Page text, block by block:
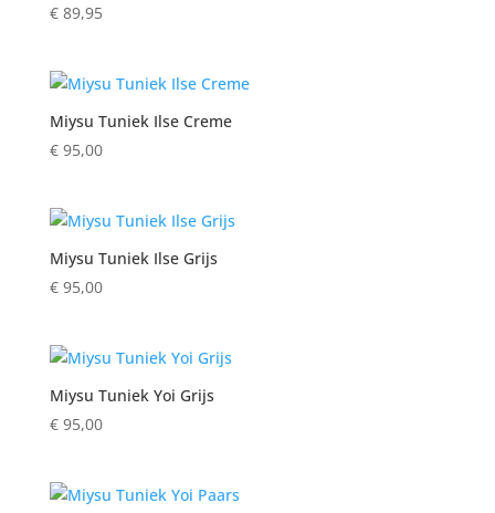
€89,95
Miysu Tuniek Ilse Creme
€95,00
Miysu Tuniek Ilse Grijs
€95,00
Miysu Tuniek Yoi Grijs
€95,00